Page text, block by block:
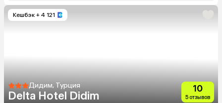
Кешбэк + 4 121
Дидим, Турция
Delta Hotel Didim
10
5 отзывов